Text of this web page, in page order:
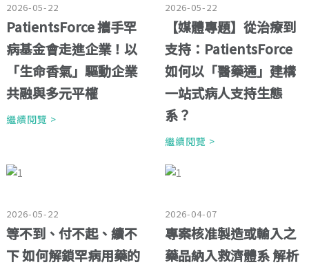
2026-05-22
PatientsForce 攜手罕
病基金會走進企業！以
「生命香氣」驅動企業
共融與多元平權
繼續閱覽 >
2026-05-22
【媒體專題】從治療到
支持：PatientsForce
如何以「醫藥通」建構
一站式病人支持生態
系？
繼續閱覽 >
2026-05-22
等不到、付不起、續不
下 如何解鎖罕病用藥的
2026-04-07
專案核准製造或輸入之
藥品納入救濟體系 解析